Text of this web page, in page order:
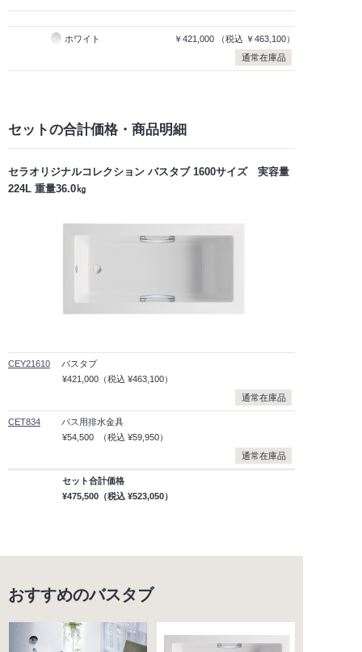
ホワイト ￥421,000 （税込 ￥463,100）
通常在庫品
セットの合計価格 ・商品明細
セラオリジナルコレクション バスタブ 1600サイズ 実容量
224L 重量36.0㎏
CEY21610
バスタブ
¥421,000 （税込 ¥463,100）
通常在庫品
CET834
バス用排水金具
¥54,500
（税込 ¥59,950）
通常在庫品
セット合計価格
¥475,500 （税込 ¥523,050）
おすすめのバスタブ